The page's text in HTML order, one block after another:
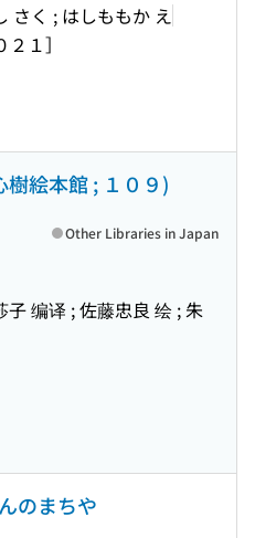
さく ; はしももか え
２１］
樹絵本館 ; １０９)
编译 ; 佐藤忠良 绘 ; 朱
Other Libraries in Japan
のまちや